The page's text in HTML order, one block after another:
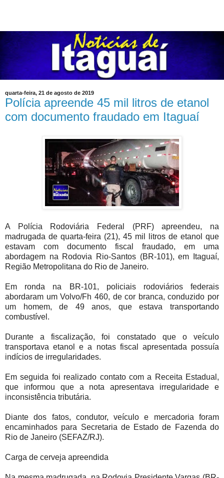
quarta-feira, 21 de agosto de 2019
Polícia apreende 45 mil litros de etanol
com documento fraudado em Itaguaí
A Polícia Rodoviária Federal (PRF) apreendeu, na
madrugada de quarta-feira (21), 45 mil litros de etanol que
estavam com documento fiscal fraudado, em uma
abordagem na Rodovia Rio-Santos (BR-101), em Itaguaí,
Região Metropolitana do Rio de Janeiro.
Em ronda na BR-101, policiais rodoviários federais
abordaram um Volvo/Fh 460, de cor branca, conduzido por
um homem, de 49 anos, que estava transportando
combustível.
Durante a fiscalização, foi constatado que o veículo
transportava etanol e a notas fiscal apresentada possuía
indícios de irregularidades.
Em seguida foi realizado contato com a Receita Estadual,
que informou que a nota apresentava irregularidade e
inconsistência tributária.
Diante dos fatos, condutor, veículo e mercadoria foram
encaminhados para Secretaria de Estado de Fazenda do
Rio de Janeiro (SEFAZ/RJ).
Carga de cerveja apreendida